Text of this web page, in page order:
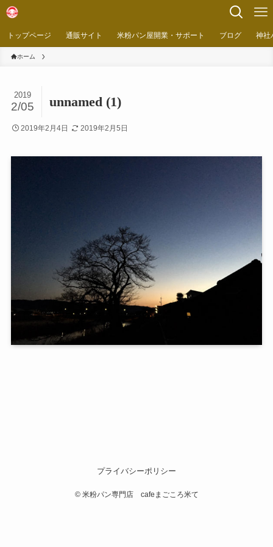
トップページ 通販サイト 米粉パン屋開業・サポート ブログ 神社
ホーム
unnamed (1)
2019
2/05
2019年2月4日 2019年2月5日
プライバシーポリシー
©米粉パン専門店 cafeまごころ米て